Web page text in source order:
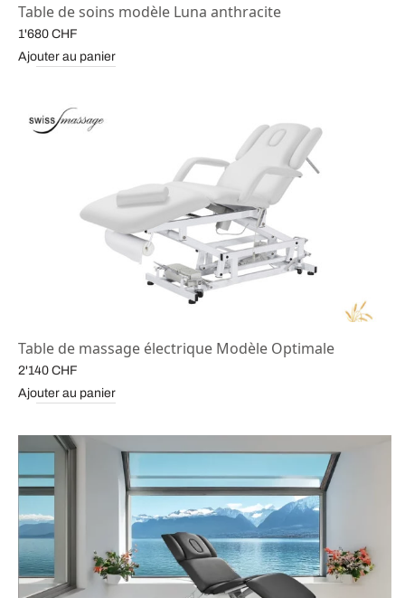
Table de soins modèle Luna anthracite
1'680 CHF
Ajouter au panier
Table de massage électrique Modèle Optimale
2'140 CHF
Ajouter au panier